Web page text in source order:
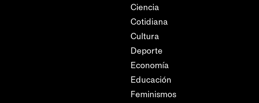
Ciencia
Cotidiana
Cultura
Deporte
Economía
Educación
Feminismos